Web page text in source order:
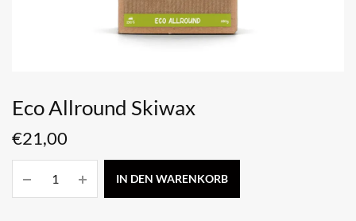
Eco Allround Skiwax
€21,00
IN DEN WARENKORB